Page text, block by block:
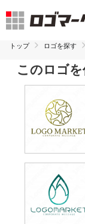
トップ ロゴを探す
このロゴ